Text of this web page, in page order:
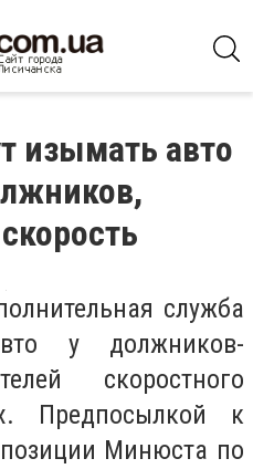
изымать авто
служба
у должников-
скоростного
Предпосылкой к
Минюста по